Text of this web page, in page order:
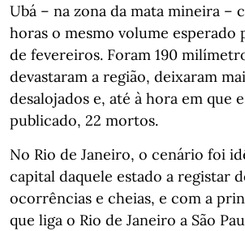
Ubá – na zona da mata mineira –
horas o mesmo volume esperado
de fevereiros. Foram 190
devastaram a região, deixaram
desalojados e, até à hora em que
publicado, 22 mortos.
No Rio de Janeiro, o cenário foi
capital daquele estado a registar
ocorrências e cheias, e com a
que liga o Rio de Janeiro a São